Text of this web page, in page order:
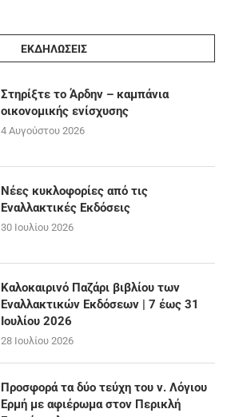
ΕΚΔΗΛΩΣΕΙΣ
Στηρίξτε το Άρδην – καμπάνια
οικονομικής ενίσχυσης
4 Αυγούστου 2026
Νέες κυκλοφορίες από τις
Εναλλακτικές Εκδόσεις
30 Ιουλίου 2026
Καλοκαιρινό Παζάρι βιβλίου των
Εναλλακτικών Εκδόσεων | 7 έως 31
Ιουλίου 2026
28 Ιουλίου 2026
Προσφορά τα δύο τεύχη του ν. Λόγιου
Ερμή με αφιέρωμα στον Περικλή